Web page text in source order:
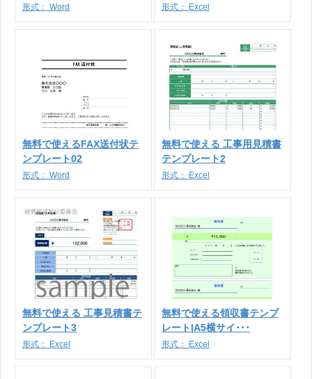
形式： Word 形式： Excel
無料で使えるFAX送付状テ
ンプレート02
形式： Word
無料で使える 工事用見積書
テンプレート2
形式： Excel
無料で使える 工事見積書テ
ンプレート3
形式： Excel
無料で使える領収書テンプ
レート|A5横サイ･･･
形式： Excel